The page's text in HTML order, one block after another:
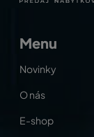
Menu
Novinky
O nás
E-shop